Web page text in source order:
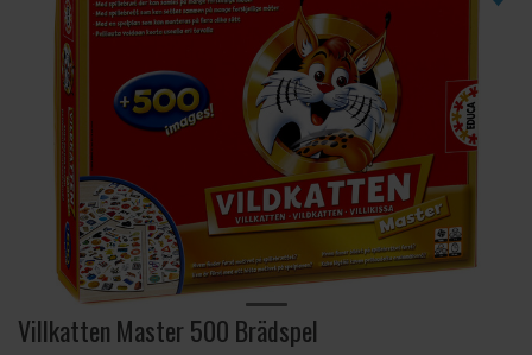
Villkatten Master 500 Brädspel